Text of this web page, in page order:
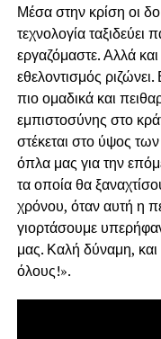
Μέσα στην κρίση οι
τεχνολογία
εργαζόμαστε. Αλλά
εθελοντισμός ριζώνει.
πιο ομαδικά και
εμπιστοσύνης στο
στέκεται στο ύψος
όπλα μας για την
τα οποία θα
χρόνου, όταν αυτή η
γιορτάσουμε
μας. Καλή δύναμη,
όλους!».